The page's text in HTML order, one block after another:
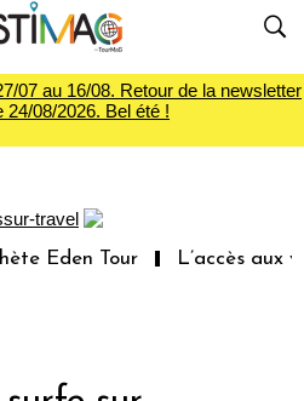
07 au 16/08. Retour de la newsletter
24/08/2026. Bel été !
Eden Tour L’accès aux